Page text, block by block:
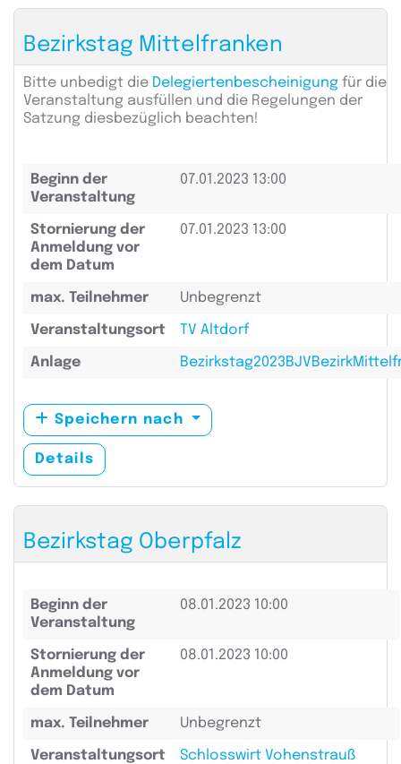
Bezirkstag Mittelfranken
Bitte unbedigt die Delegiertenbescheinigung für die
Veranstaltung ausfüllen und die Regelungen der
Satzung diesbezüglich beachten!
Beginn der
Veranstaltung
07.01.2023 13:00
Stornierung der
Anmeldung vor
dem Datum
07.01.2023 13:00
max. Teilnehmer Unbegrenzt
Veranstaltungsort TV Altdorf
Anlage
Speichern nach
Details
Bezirkstag Oberpfalz
Beginn der
Veranstaltung
08.01.2023 10:00
Stornierung der
Anmeldung vor
dem Datum
08.01.2023 10:00
max. Teilnehmer Unbegrenzt
Veranstaltungsort Schlosswirt Vohenstrauß